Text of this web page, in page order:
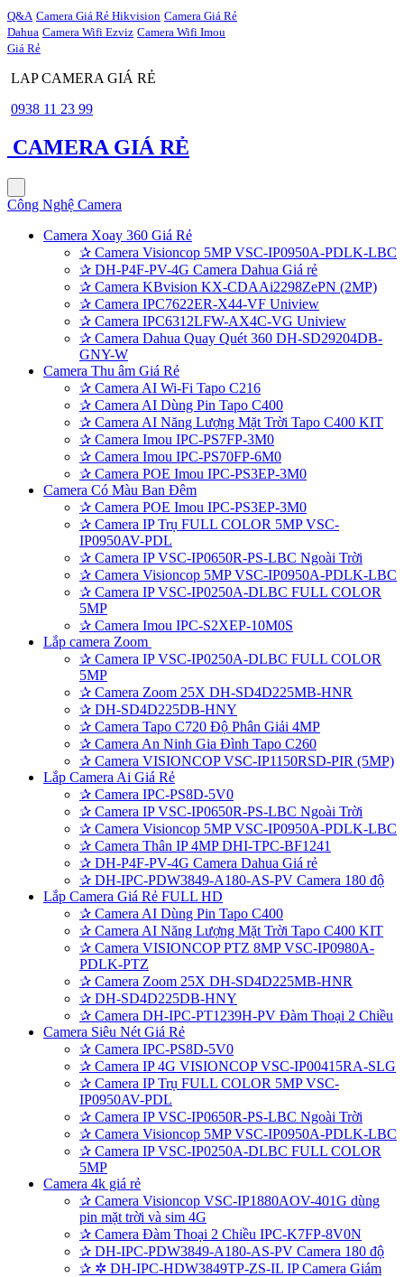
Q&A Camera Giá Rẻ Hikvision Camera Giá Rẻ
Dahua Camera Wifi Ezviz Camera Wifi Imou
Giá Rẻ
LAP CAMERA GIÁ RẺ
0938 11 23 99
CAMERA GIÁ RẺ
Công Nghệ Camera
Camera Xoay 360 Giá Rẻ
✰ Camera Visioncop 5MP VSC-IP0950A-PDLK-LBC
✰ DH-P4F-PV-4G Camera Dahua Giá rẻ
✰ Camera KBvision KX-CDAAi2298ZePN (2MP)
✰ Camera IPC7622ER-X44-VF Uniview
✰ Camera IPC6312LFW-AX4C-VG Uniview
✰ Camera Dahua Quay Quét 360 DH-SD29204DB-
GNY-W
Camera Thu âm Giá Rẻ
✰ Camera AI Wi-Fi Tapo C216
✰ Camera AI Dùng Pin Tapo C400
✰ Camera AI Năng Lượng Mặt Trời Tapo C400 KIT
✰ Camera Imou IPC-PS7FP-3M0
✰ Camera Imou IPC-PS70FP-6M0
✰ Camera POE Imou IPC-PS3EP-3M0
Camera Có Màu Ban Đêm
✰ Camera POE Imou IPC-PS3EP-3M0
✰ Camera IP Trụ FULL COLOR 5MP VSC-
IP0950AV-PDL
✰ Camera IP VSC-IP0650R-PS-LBC Ngoài Trời
✰ Camera Visioncop 5MP VSC-IP0950A-PDLK-LBC
✰ Camera IP VSC-IP0250A-DLBC FULL COLOR
5MP
✰ Camera Imou IPC-S2XEP-10M0S
Lắp camera Zoom
✰ Camera IP VSC-IP0250A-DLBC FULL COLOR
5MP
✰ Camera Zoom 25X DH-SD4D225MB-HNR
✰ DH-SD4D225DB-HNY
✰ Camera Tapo C720 Độ Phân Giải 4MP
✰ Camera An Ninh Gia Đình Tapo C260
✰ Camera VISIONCOP VSC-IP1150RSD-PIR (5MP)
Lắp Camera Ai Giá Rẻ
✰ Camera IPC-PS8D-5V0
✰ Camera IP VSC-IP0650R-PS-LBC Ngoài Trời
✰ Camera Visioncop 5MP VSC-IP0950A-PDLK-LBC
✰ Camera Thân IP 4MP DHI-TPC-BF1241
✰ DH-P4F-PV-4G Camera Dahua Giá rẻ
✰ DH-IPC-PDW3849-A180-AS-PV Camera 180 độ
Lắp Camera Giá Rẻ FULL HD
✰ Camera AI Dùng Pin Tapo C400
✰ Camera AI Năng Lượng Mặt Trời Tapo C400 KIT
✰ Camera VISIONCOP PTZ 8MP VSC-IP0980A-
PDLK-PTZ
✰ Camera Zoom 25X DH-SD4D225MB-HNR
✰ DH-SD4D225DB-HNY
✰ Camera DH-IPC-PT1239H-PV Đàm Thoại 2 Chiều
Camera Siêu Nét Giá Rẻ
✰ Camera IPC-PS8D-5V0
✰ Camera IP 4G VISIONCOP VSC-IP00415RA-SLG
✰ Camera IP Trụ FULL COLOR 5MP VSC-
IP0950AV-PDL
✰ Camera IP VSC-IP0650R-PS-LBC Ngoài Trời
✰ Camera Visioncop 5MP VSC-IP0950A-PDLK-LBC
✰ Camera IP VSC-IP0250A-DLBC FULL COLOR
5MP
Camera 4k giá rẻ
✰ Camera Visioncop VSC-IP1880AOV-401G dùng
pin mặt trời và sim 4G
✰ Camera Đàm Thoại 2 Chiều IPC-K7FP-8V0N
✰ DH-IPC-PDW3849-A180-AS-PV Camera 180 độ
✰ ✲ DH-IPC-HDW3849TP-ZS-IL IP Camera Giám